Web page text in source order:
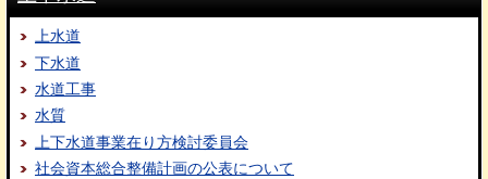
上水道
下水道
水道工事
水質
上下水道事業在り方検討委員会
社会資本総合整備計画の公表について